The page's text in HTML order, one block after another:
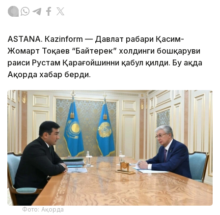
ASTANА. Каzinform — Давлат раҳбари Қасим-
Жомарт Тоқаев “Байтерек” холдинги бошқаруви
раиси Рустам Қарағойшинни қабул қилди. Бу ҳақда
Ақорда хабар берди.
Фото: Ақорда